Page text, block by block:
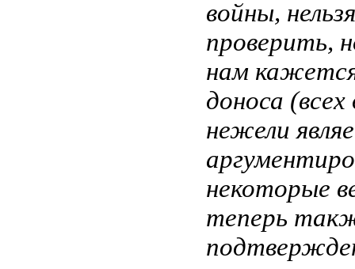
войны,
проверить,
нам
доноса
нежели
некоторые
теперь